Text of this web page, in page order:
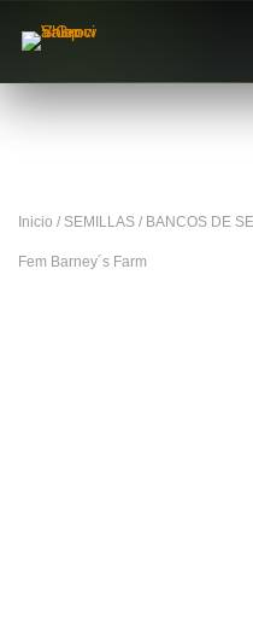
Inicio / SEMILLAS / BANCOS DE
Fem Barney´s Farm